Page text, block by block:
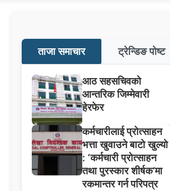
ताजा समाचार ट्रेन्डिङ पोष्ट
आठ सहसचिवको
आन्तरिक जिम्मेवारी
हेरफेर
कर्मचारीलाई प्रोत्साहन
भत्ता खुवाउने बाटो खुल्यो
: ‘कर्मचारी प्रोत्साहन
तथा पुरस्कार शीर्षक’मा
रकमान्तर गर्न परिपत्र